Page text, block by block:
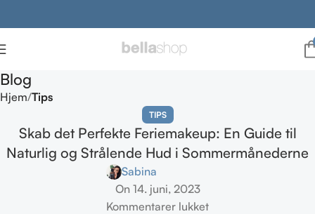
Blog
Hjem Tips
TIPS
Skab det Perfekte Feriemakeup: En Guide til
Naturlig og Strålende Hud i Sommermånederne
Sabina
On 14. juni, 2023
Kommentarer lukket